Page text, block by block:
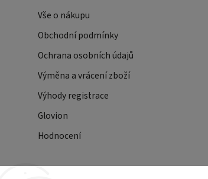
Vše o nákupu
Obchodní podmínky
Ochrana osobních údajů
Výměna a vrácení zboží
Výhody registrace
Glovion
Hodnocení